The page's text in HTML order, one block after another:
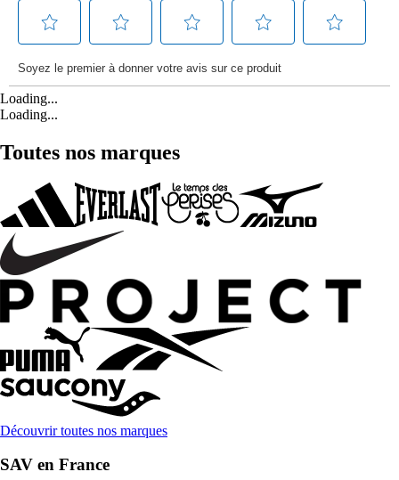
Loading...
Loading...
Toutes nos marques
Découvrir toutes nos marques
SAV en France